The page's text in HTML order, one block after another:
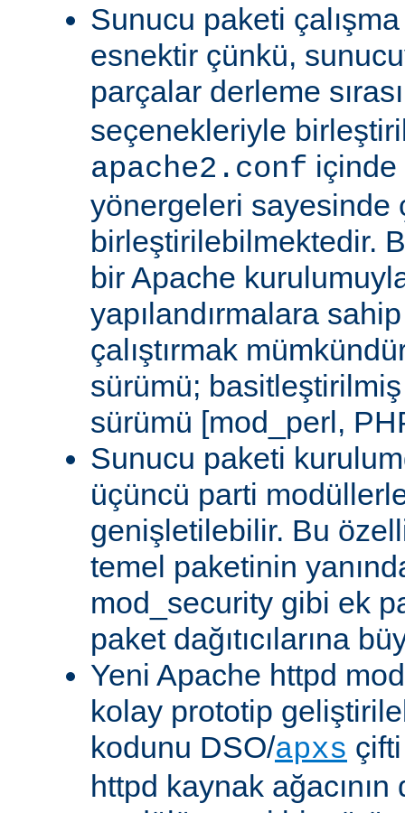
Sunucu paketi
esnektir çünkü,
parçalar derleme
seçenekleriyle
apache2.conf içinde
yönergeleri sayesinde
birleştirilebilmektedir.
bir Apache
yapılandırmalara
çalıştırmak
sürümü;
sürümü [mod_perl,
Sunucu paketi
üçüncü parti
genişletilebilir. Bu
temel paketinin
mod_security gibi ek
paket dağıtıcılarına
Yeni Apache httpd
kolay prototip
kodunu DSO/apxs
httpd kaynak ağacının